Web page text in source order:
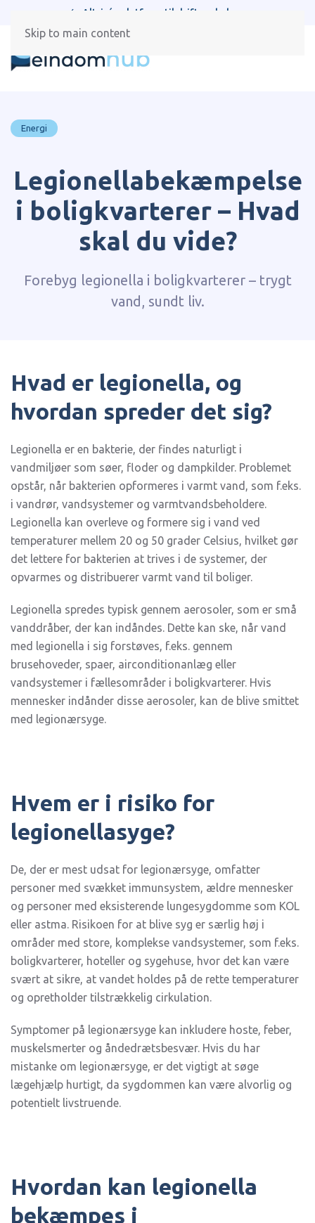
Skip to main content
Alt-i-én platform til drift og beboere
Energi
Legionellabekæmpelse
i boligkvarterer – Hvad
skal du vide?
Forebyg legionella i boligkvarterer – trygt
vand, sundt liv.
Hvad er legionella, og
hvordan spreder det sig?
Legionella er en bakterie, der findes naturligt i
vandmiljøer som søer, floder og dampkilder. Problemet
opstår, når bakterien opformeres i varmt vand, som f.eks.
i vandrør, vandsystemer og varmtvandsbeholdere.
Legionella kan overleve og formere sig i vand ved
temperaturer mellem 20 og 50 grader Celsius, hvilket gør
det lettere for bakterien at trives i de systemer, der
opvarmes og distribuerer varmt vand til boliger.
Legionella spredes typisk gennem aerosoler, som er små
vanddråber, der kan indåndes. Dette kan ske, når vand
med legionella i sig forstøves, f.eks. gennem
brusehoveder, spaer, airconditionanlæg eller
vandsystemer i fællesområder i boligkvarterer. Hvis
mennesker indånder disse aerosoler, kan de blive smittet
med legionærsyge.
Hvem er i risiko for
legionellasyge?
De, der er mest udsat for legionærsyge, omfatter
personer med svækket immunsystem, ældre mennesker
og personer med eksisterende lungesygdomme som KOL
eller astma. Risikoen for at blive syg er særlig høj i
områder med store, komplekse vandsystemer, som f.eks.
boligkvarterer, hoteller og sygehuse, hvor det kan være
svært at sikre, at vandet holdes på de rette temperaturer
og opretholder tilstrækkelig cirkulation.
Symptomer på legionærsyge kan inkludere hoste, feber,
muskelsmerter og åndedrætsbesvær. Hvis du har
mistanke om legionærsyge, er det vigtigt at søge
lægehjælp hurtigt, da sygdommen kan være alvorlig og
potentielt livstruende.
Hvordan kan legionella
bekæmpes i